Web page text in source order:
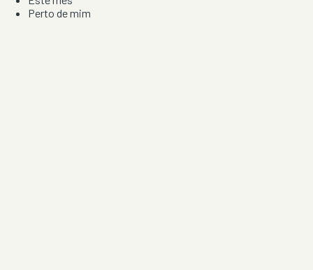
Perto de mim